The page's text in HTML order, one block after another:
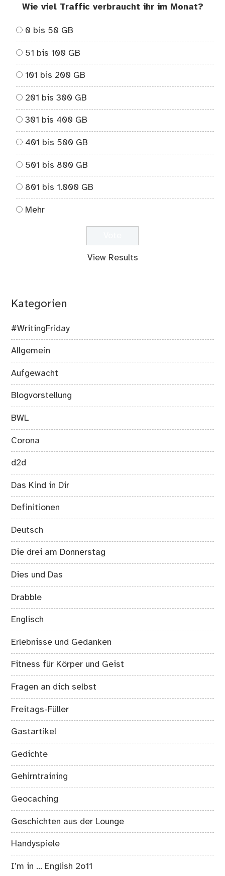
Wie viel Traffic verbraucht ihr im Monat?
0 bis 50 GB
51 bis 100 GB
101 bis 200 GB
201 bis 300 GB
301 bis 400 GB
401 bis 500 GB
501 bis 800 GB
801 bis 1.000 GB
Mehr
View Results
Kategorien
#WritingFriday
Allgemein
Aufgewacht
Blogvorstellung
BWL
Corona
d2d
Das Kind in Dir
Definitionen
Deutsch
Die drei am Donnerstag
Dies und Das
Drabble
Englisch
Erlebnisse und Gedanken
Fitness für Körper und Geist
Fragen an dich selbst
Freitags-Füller
Gastartikel
Gedichte
Gehirntraining
Geocaching
Geschichten aus der Lounge
Handyspiele
I’m in … English 2o11